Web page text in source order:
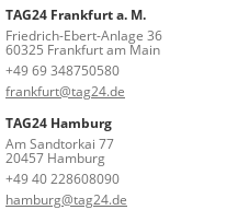
TAG24 Frankfurt a. M.
Friedrich-Ebert-Anlage 36
60325 Frankfurt am Main
+49 69 348750580
frankfurt@tag24.de
TAG24 Hamburg
Am Sandtorkai 77
20457 Hamburg
+49 40 228608090
hamburg@tag24.de